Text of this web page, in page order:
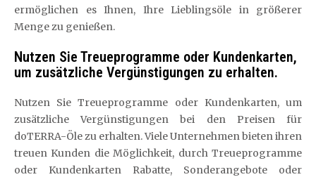
ermöglichen es Ihnen, Ihre Lieblingsöle in größerer
Menge zu genießen.
Nutzen Sie Treueprogramme oder Kundenkarten,
um zusätzliche Vergünstigungen zu erhalten.
Nutzen Sie Treueprogramme oder Kundenkarten, um
zusätzliche Vergünstigungen bei den Preisen für
doTERRA-Öle zu erhalten. Viele Unternehmen bieten ihren
treuen Kunden die Möglichkeit, durch Treueprogramme
oder Kundenkarten Rabatte, Sonderangebote oder